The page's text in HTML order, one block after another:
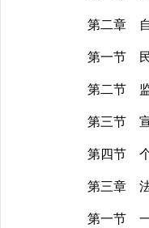
第二章 自
第一节 民
第二节 监
第三节 宣
第四节 个
第三章
第一节 一